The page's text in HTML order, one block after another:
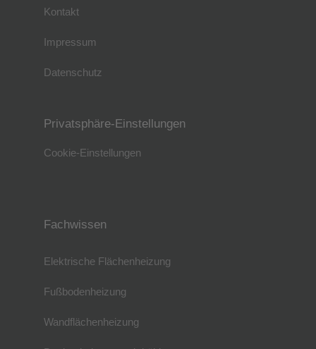
Kontakt
Impressum
Datenschutz
Privatsphäre-Einstellungen
Cookie-Einstellungen
Fachwissen
Elektrische Flächenheizung
Fußbodenheizung
Wandflächenheizung